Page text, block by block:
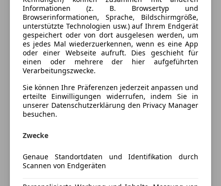
Elektrische Sitze
Getönte Scheiben
Klimaautomatik
Lederlenkrad
Lichtsensor
Lordosenstütze
Regensensor
Sitzheizung
Start/Stop-Automatik
Tempomat
Unterhaltung/Media
Farbe der
Innenausstattung
Braun
Innenausstattung Teilleder
Fahrzeugbeschreibung
VW Passat Variant
Highline BMT TDI 4Motion DSG
*Pickerl bis 04/2027*
*Servicegepflegt*
*8 Fach bereift*
Informationen (z. B. Browsertyp und
Browserinformationen, Sprache, Bildschirmgröße,
unterstützte Technologien usw.) auf Ihrem Endgerät
gespeichert oder von dort ausgelesen werden, um
es jedes Mal wiederzuerkennen, wenn es eine App
oder einer Webseite aufruft. Dies geschieht für
einen oder mehrere der hier aufgeführten
Verarbeitungszwecke.
Sie können Ihre Präferenzen jederzeit anpassen und
erteilte Einwilligungen widerrufen, indem Sie in
unserer Datenschutzerklärung den Privacy Manager
besuchen.
Zwecke
Genaue Standortdaten und Identifikation durch
Scannen von Endgeräten